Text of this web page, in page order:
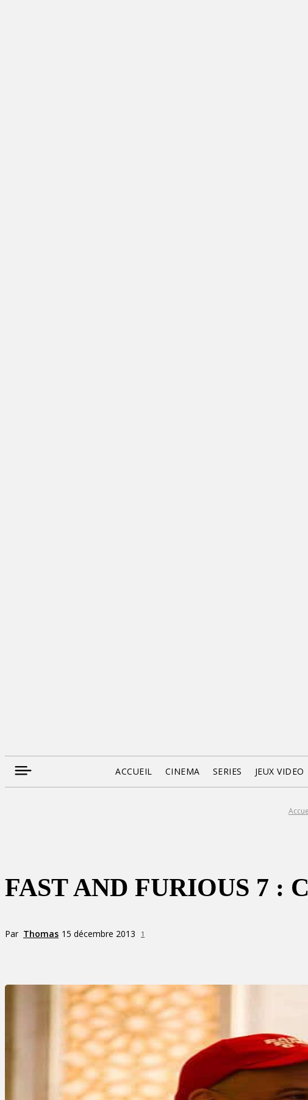
ACCUEIL CINEMA SERIES JEUX VIDEO
FAST AND FURIOUS 7 :
Par Thomas 15 décembre 2013 1